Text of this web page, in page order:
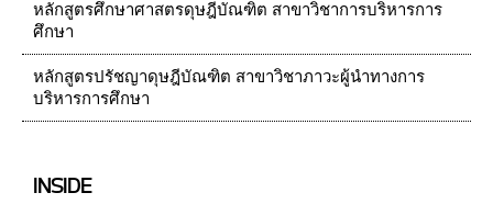
หลักสูตรศึกษาศาสตรดุษฎีบัณฑิต สาขาวิชาการบริหารการ
ศึกษา
หลักสูตรปรัชญาดุษฎีบัณฑิต สาขาวิชาภาวะผู้นำทางการ
บริหารการศึกษา
INSIDE